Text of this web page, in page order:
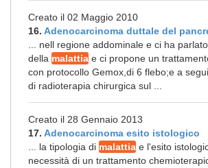
Creato il 02 Maggio 2010
16. Adenocarcinoma duttale del
... nell regione addominale e ci ha
della malattia e ci propone un
con protocollo Gemox,di 6 flebo;e a
di radioterapia chirurgica sul ...
Creato il 28 Gennaio 2013
17. Adenocarcinoma esito istologico
... la tipologia di malattia e l'esito
necessità di un trattamento